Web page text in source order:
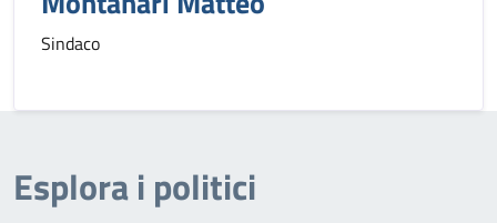
Sindaco
Esplora i politici